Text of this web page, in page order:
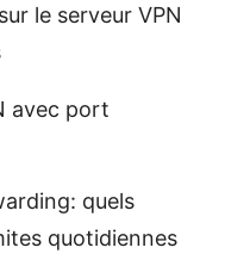
le serveur VPN
avec port
quels
quotidiennes